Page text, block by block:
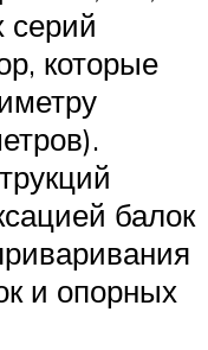
серий
которые
балок
и опорных